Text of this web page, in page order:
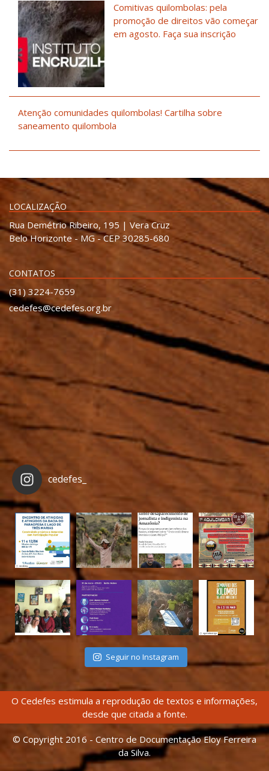
Comitivas quilombolas: pela
promoção de direitos vão começar
em agosto. Faça sua inscrição
Atenção comunidades quilombolas! Cartilha sobre
saneamento quilombola
LOCALIZAÇÃO
Rua Demétrio Ribeiro, 195 | Vera Cruz
Belo Horizonte - MG - CEP 30285-680
CONTATOS
(31) 3224-7659
cedefes@cedefes.org.br
cedefes_
Seguir no Instagram
O Cedefes estimula a reprodução de textos e informações,
desde que citada a fonte.
© Copyright 2016 - Centro de Documentação Eloy Ferreira
da Silva.